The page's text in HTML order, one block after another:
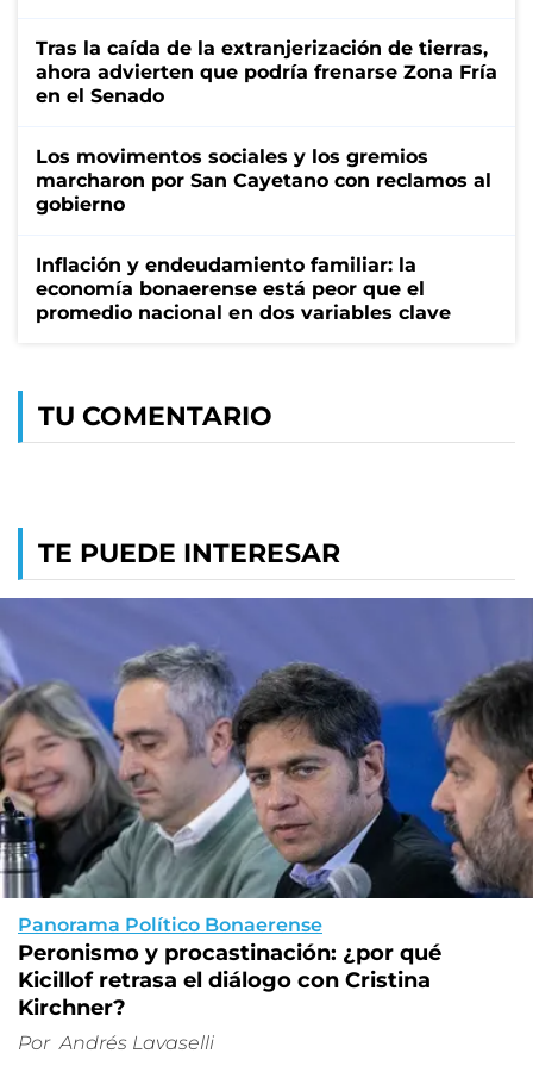
Tras la caída de la extranjerización de tierras,
ahora advierten que podría frenarse Zona Fría
en el Senado
Los movimentos sociales y los gremios
marcharon por San Cayetano con reclamos al
gobierno
Inflación y endeudamiento familiar: la
economía bonaerense está peor que el
promedio nacional en dos variables clave
TU COMENTARIO
TE PUEDE INTERESAR
Panorama Político Bonaerense
Peronismo y procastinación: ¿por qué
Kicillof retrasa el diálogo con Cristina
Kirchner?
Por Andrés Lavaselli